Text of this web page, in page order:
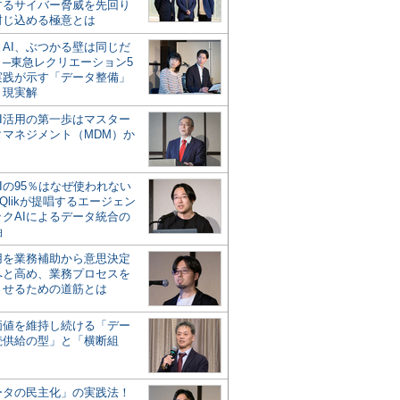
サイバー脅威を先回り
込める極意とは
、ぶつかる壁は同じだ
─東急レクリエーション5
が示す「データ整備」
現実解
用の第一歩はマスター
マネジメント（MDM）か
95％はなぜ使われない
が提唱するエージェン
クAIによるデータ統合の
業務補助から意思決定
高め、業務プロセスを
るための道筋とは
を維持し続ける「デー
給の型」と「横断組
の民主化」の実践法！